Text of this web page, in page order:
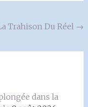
Trahison Du Réel →
dans la